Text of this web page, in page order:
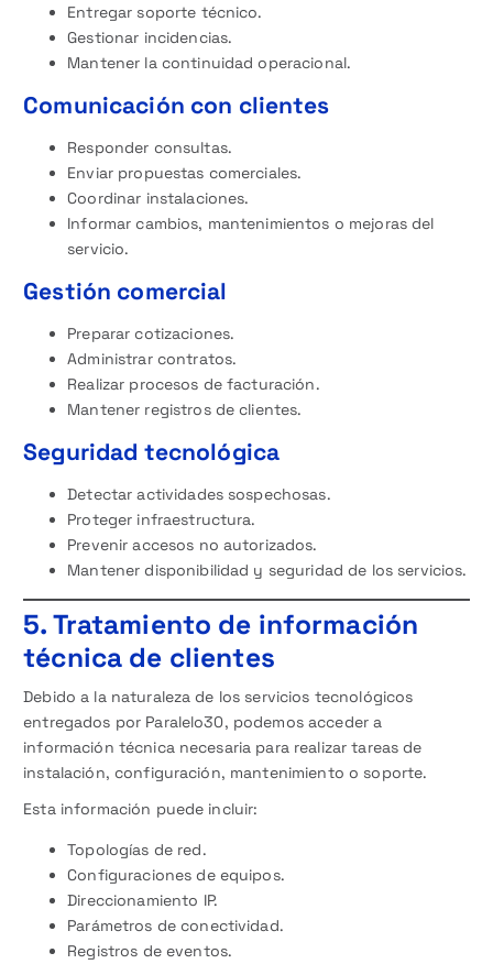
Entregar soporte técnico.
Gestionar incidencias.
Mantener la continuidad operacional.
Comunicación con clientes
Responder consultas.
Enviar propuestas comerciales.
Coordinar instalaciones.
Informar cambios, mantenimientos o mejoras del
servicio.
Gestión comercial
Preparar cotizaciones.
Administrar contratos.
Realizar procesos de facturación.
Mantener registros de clientes.
Seguridad tecnológica
Detectar actividades sospechosas.
Proteger infraestructura.
Prevenir accesos no autorizados.
Mantener disponibilidad y seguridad de los servicios.
5. Tratamiento de información
técnica de clientes
Debido a la naturaleza de los servicios tecnológicos
entregados por Paralelo30, podemos acceder a
información técnica necesaria para realizar tareas de
instalación, configuración, mantenimiento o soporte.
Esta información puede incluir:
Topologías de red.
Configuraciones de equipos.
Direccionamiento IP.
Parámetros de conectividad.
Registros de eventos.